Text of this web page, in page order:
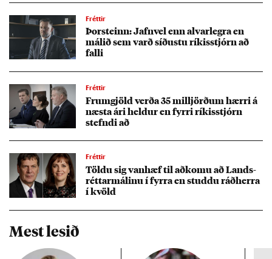
Fréttir
Þor­steinn: Jafn­vel enn al­var­legra en
mál­ið sem varð síð­ustu rík­is­stjórn að
falli
Fréttir
Frum­gjöld verða 35 millj­örð­um hærri á
næsta ári held­ur en fyrri rík­is­stjórn
stefndi að
Fréttir
Töldu sig van­hæf til að­komu að Lands­
rétt­ar­mál­inu í fyrra en studdu ráð­herra
í kvöld
Mest lesið